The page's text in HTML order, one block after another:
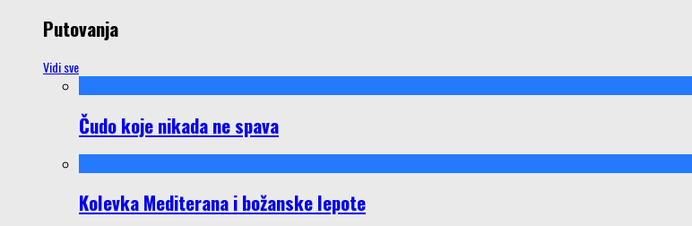
Putovanja
Vidi sve
Čudo koje nikada ne spava
Kolevka Mediterana i božanske lepote